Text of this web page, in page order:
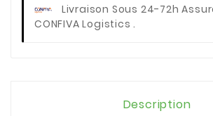
Livraison Sous 24-72h
CONFIVA Logistics .
Description